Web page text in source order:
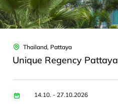
Thailand, Pattaya
Unique Regency Pattaya
14.10. - 27.10.2026